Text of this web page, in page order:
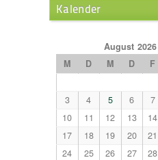
Kalender
August 2026
M
D M D F
3
4 5 6 7
10
11 12 13 14
17
18 19 20 21
24
25 26 27 28